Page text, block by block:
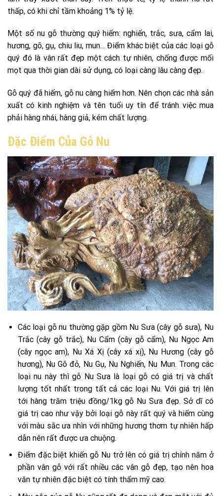
thấp, có khi chỉ tầm khoảng 1% tỷ lệ.
Một số nu gỗ thường quý hiếm: nghiến, trắc, sưa, cẩm lai,
hương, gõ, gụ, chiu liu, mun… Điểm khác biệt của các loại gỗ
quý đó là vân rất đẹp một cách tự nhiên, chống được mối
mọt qua thời gian dài sử dụng, có loại càng lâu càng đẹp.
Gỗ quý đã hiếm, gỗ nu càng hiếm hơn. Nên chọn các nhà sản
xuất có kinh nghiệm và tên tuổi uy tín để tránh việc mua
phải hàng nhái, hàng giả, kém chất lượng.
Đặc Điểm Của Gỗ Nu
Các loại gỗ nu thường gặp gồm Nu Sưa (cây gỗ sưa), Nu
Trắc (cây gỗ trắc), Nu Cẩm (cây gỗ cẩm), Nu Ngọc Am
(cây ngọc am), Nu Xá Xị (cây xá xị), Nu Hương (cây gỗ
hương), Nu Gõ đỏ, Nu Gụ, Nu Nghiến, Nu Mun. Trong các
loại nu này thì gỗ Nu Sưa là loại gỗ có giá trị và chất
lượng tốt nhất trong tất cả các loại Nu. Với giá trị lên
tới hàng trăm triệu đồng/1kg gỗ Nu Sưa đẹp. Sở dĩ có
giá trị cao như vậy bởi loại gỗ này rất quý và hiếm cùng
với màu sắc ưa nhìn với những hương thơm tự nhiên hấp
dẫn nên rất được ưa chuộng.
Điểm đặc biệt khiến gỗ Nu trở lên có giá trị chính năm ở
phần vân gỗ với rất nhiều các vân gỗ đẹp, tạo nên hoa
văn tự nhiên đặc biệt có tính thẩm mỹ cao.